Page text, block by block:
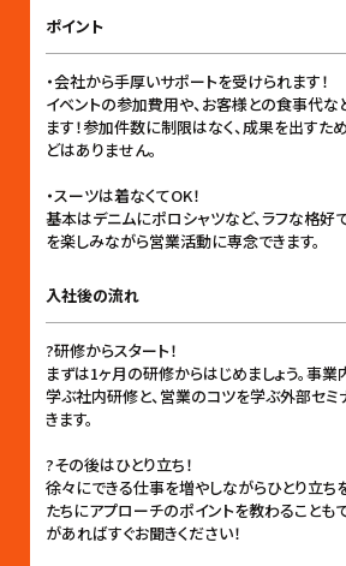
ポイント
・会社から手厚いサポートを受けられます！
イベントの参加費用や、お客様との食事代
ます！参加件数に制限はなく、成果を出す
どはありません。
・スーツは着なくてOK！
基本はデニムにポロシャツなど、ラフな格好で
を楽しみながら営業活動に専念できます。
入社後の流れ
?研修からスタート！
まずは1ヶ月の研修からはじめましょう。事
学ぶ社内研修と、営業のコツを学ぶ外部セミ
きます。
?その後はひとり立ち！
徐々にできる仕事を増やしながらひとり立ち
たちにアプローチのポイントを教わることも
があればすぐお聞きください！